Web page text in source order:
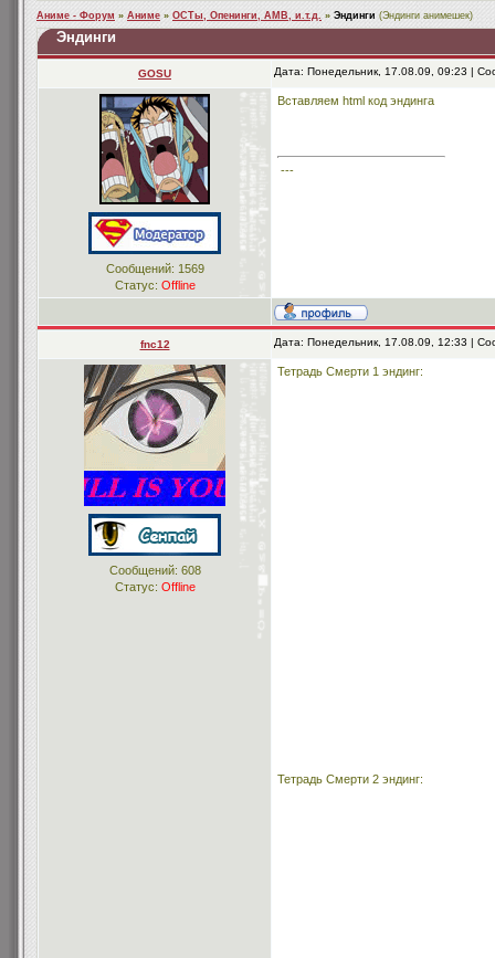
Аниме - Форум » Аниме » ОСТы, Опенинги, АМВ, и.т.д. » Эндинги (Эндинги анимешек)
Эндинги
GOSU Дата: Понедельник, 17.08.09, 09:23 |
Сообщений: 1569
Статус: Offline
Вставляем html код эндинга
---
fnc12 Дата: Понедельник, 17.08.09, 12:33 |
Сообщений: 608
Статус: Offline
Тетрадь Смерти 1 эндинг:
Тетрадь Смерти 2 эндинг: